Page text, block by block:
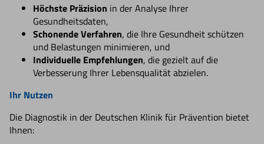
Höchste Präzision in der Analyse Ihrer
Gesundheitsdaten,
Schonende Verfahren, die Ihre Gesundheit schützen
und Belastungen minimieren, und
Individuelle Empfehlungen, die gezielt auf die
Verbesserung Ihrer Lebensqualität abzielen.
Ihr Nutzen
Die Diagnostik in der Deutschen Klinik für Prävention bietet
Ihnen: